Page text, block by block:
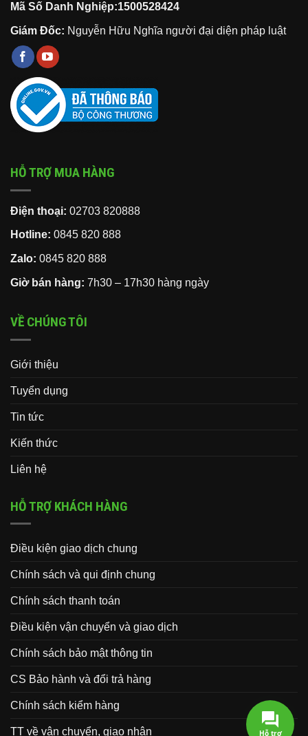
Mã Số Danh Nghiệp:1500528424
Giám Đốc: Nguyễn Hữu Nghĩa người đại diện pháp luật
HỖ TRỢ MUA HÀNG
Điện thoại: 02703 820888
Hotline: 0845 820 888
Zalo: 0845 820 888
Giờ bán hàng: 7h30 – 17h30 hàng ngày
VỀ CHÚNG TÔI
Giới thiệu
Tuyển dụng
Tin tức
Kiến thức
Liên hệ
HỖ TRỢ KHÁCH HÀNG
Điều kiện giao dịch chung
Chính sách và qui định chung
Chính sách thanh toán
Điều kiện vận chuyển và giao dịch
Chính sách bảo mật thông tin
CS Bảo hành và đổi trả hàng
Chính sách kiểm hàng
TT về vận chuyển, giao nhận Hỗ trợ